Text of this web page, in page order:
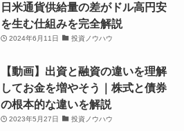
日米通貨供給量の差がドル高円安
を生む仕組みを完全解説
2024年6月11日 投資ノウハウ
【動画】出資と融資の違いを理解
してお金を増やそう｜株式と債券
の根本的な違いを解説
2023年5月27日 投資ノウハウ